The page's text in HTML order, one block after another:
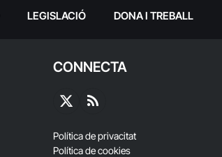
LEGISLACIÓ DONA I TREBALL
CONNECTA
X
RSS
Política de privacitat
Política de cookies